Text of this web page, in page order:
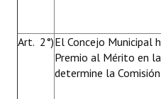
Art. 2°)El Concejo Municipal
Premio al Mérito en
determine la